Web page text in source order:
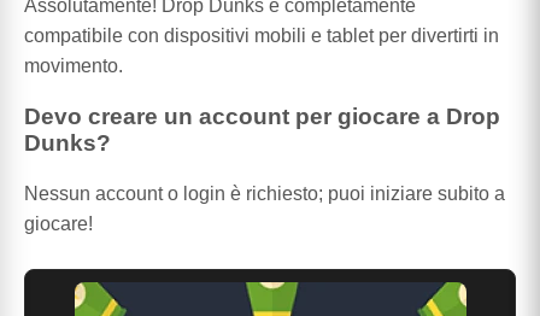
Assolutamente! Drop Dunks è completamente
compatibile con dispositivi mobili e tablet per divertirti in
movimento.
Devo creare un account per giocare a Drop
Dunks?
Nessun account o login è richiesto; puoi iniziare subito a
giocare!